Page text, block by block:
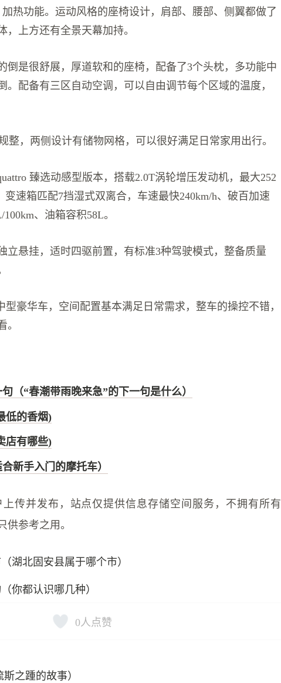
热功能。运动风格的座椅设计，肩部、腰部、侧翼都做了
上方还有全景天幕加持。
倒是很舒展，厚道软和的座椅，配备了3个头枕，多功能中
。配备有三区自动空调，可以自由调节每个区域的温度，
整，两侧设计有储物网格，可以很好满足日常家用出行。
臻选动感型版本，搭载2.0T涡轮增压发动机，最大252
变速箱匹配7挡湿式双离合，车速最快240km/h、破百加速
、油箱容积58L。
立悬挂，适时四驱前置，有标准3种驾驶模式，整备质量
豪华车，空间配置基本满足日常需求，整车的操控不错，
。
（“春潮带雨晚来急”的下一句是什么）
低的香烟)
店有哪些)
新手入门的摩托车）
上传并发布，站点仅提供信息存储空间服务，不拥有所有
供参考之用。
湖北固安县属于哪个市）
你都认识哪几种）
0人点赞
之踵的故事）